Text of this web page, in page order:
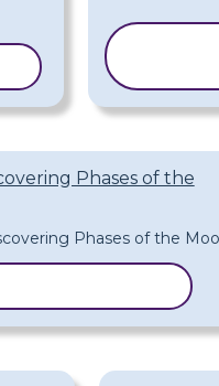
Phases of the